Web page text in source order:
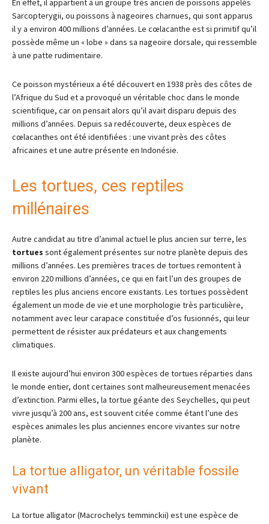
En effet, il appartient à un groupe très ancien de poissons appelés
Sarcopterygii, ou poissons à nageoires charnues, qui sont apparus
il y a environ 400 millions d’années. Le cœlacanthe est si primitif qu’il
possède même un « lobe » dans sa nageoire dorsale, qui ressemble
à une patte rudimentaire.
Ce poisson mystérieux a été découvert en 1938 près des côtes de
l’Afrique du Sud et a provoqué un véritable choc dans le monde
scientifique, car on pensait alors qu’il avait disparu depuis des
millions d’années. Depuis sa redécouverte, deux espèces de
cœlacanthes ont été identifiées : une vivant près des côtes
africaines et une autre présente en Indonésie.
Les tortues, ces reptiles
millénaires
Autre candidat au titre d’animal actuel le plus ancien sur terre, les
tortues sont également présentes sur notre planète depuis des
millions d’années. Les premières traces de tortues remontent à
environ 220 millions d’années, ce qui en fait l’un des groupes de
reptiles les plus anciens encore existants. Les tortues possèdent
également un mode de vie et une morphologie très particulière,
notamment avec leur carapace constituée d’os fusionnés, qui leur
permettent de résister aux prédateurs et aux changements
climatiques.
Il existe aujourd’hui environ 300 espèces de tortues réparties dans
le monde entier, dont certaines sont malheureusement menacées
d’extinction. Parmi elles, la tortue géante des Seychelles, qui peut
vivre jusqu’à 200 ans, est souvent citée comme étant l’une des
espèces animales les plus anciennes encore vivantes sur notre
planète.
La tortue alligator, un véritable fossile
vivant
La tortue alligator (Macrochelys temminckii) est une espèce de